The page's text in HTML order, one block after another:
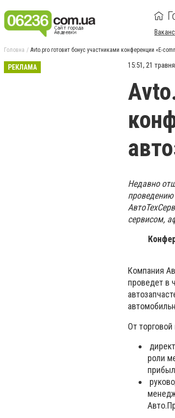
Головна Avto.pro готовит бонус участниками конференции «E-
РЕКЛАМА 15:51, 21
Недавно
сервисом,
Компания
проведет в
От
роли